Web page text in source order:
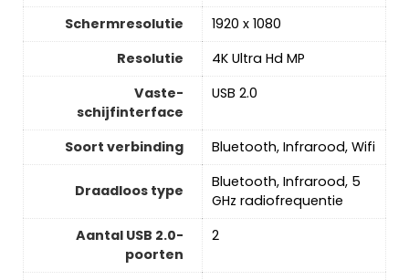
Schermresolutie
‎1920 x 1080
Resolutie
‎4K Ultra Hd MP
Vaste-
schijfinterface
‎USB 2.0
Soort verbinding ‎Bluetooth, Infrarood, Wifi
Draadloos type
‎Bluetooth, Infrarood, 5
GHz radiofrequentie
Aantal USB 2.0-
poorten
‎2